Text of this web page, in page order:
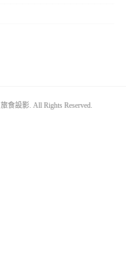
食設影. All Rights Reserved.